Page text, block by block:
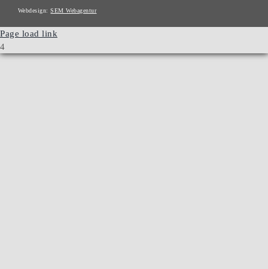
Webdesign:SEM Webagentur
Page load link
4